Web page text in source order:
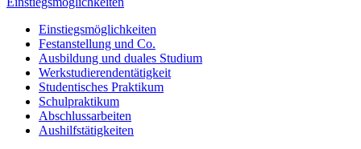
Einstiegsmöglichkeiten
Festanstellung und Co.
Ausbildung und duales Studium
Werkstudierendentätigkeit
Studentisches Praktikum
Schulpraktikum
Abschlussarbeiten
Aushilfstätigkeiten